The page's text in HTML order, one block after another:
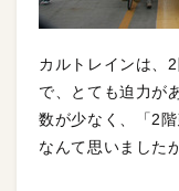
カルトレインは、
で、とても迫力が
数が少なく、「2
なんて思いました